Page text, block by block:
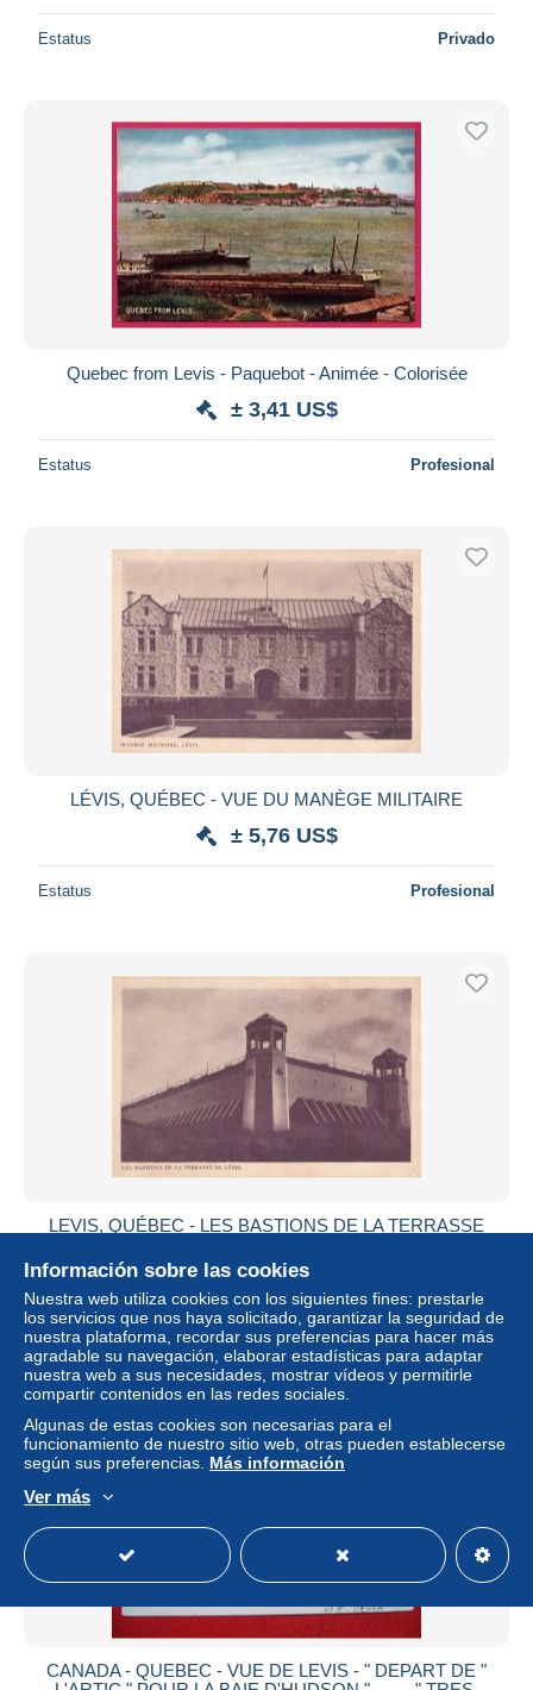
Estatus Privado
Quebec from Levis - Paquebot - Animée - Colorisée
± 3,41 US$
Estatus Profesional
LÉVIS, QUÉBEC - VUE DU MANÈGE MILITAIRE
± 5,76 US$
Estatus Profesional
LEVIS, QUÉBEC - LES BASTIONS DE LA TERRASSE
± 1,73 US$
Estatus Profesional
CANADA - QUEBEC - VUE DE LEVIS - " DEPART DE "
Información sobre las cookies
Nuestra web utiliza cookies con los siguientes fines: prestarle
los servicios que nos haya solicitado, garantizar la seguridad de
nuestra plataforma, recordar sus preferencias para hacer más
agradable su navegación, elaborar estadísticas para adaptar
nuestra web a sus necesidades, mostrar vídeos y permitirle
compartir contenidos en las redes sociales.
Algunas de estas cookies son necesarias para el
funcionamiento de nuestro sitio web, otras pueden establecerse
según sus preferencias. Más información
Ver más